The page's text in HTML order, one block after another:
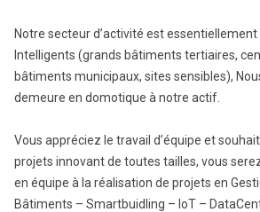
Notre secteur d’activité est
Intelligents (grands bâtiments tertiaires,
bâtiments municipaux, sites sensibles),
demeure en domotique à notre actif.
Vous appréciez le travail d’équipe et
projets innovant de toutes tailles, vous
en équipe à la réalisation de projets en
Bâtiments – Smartbuidling – IoT –